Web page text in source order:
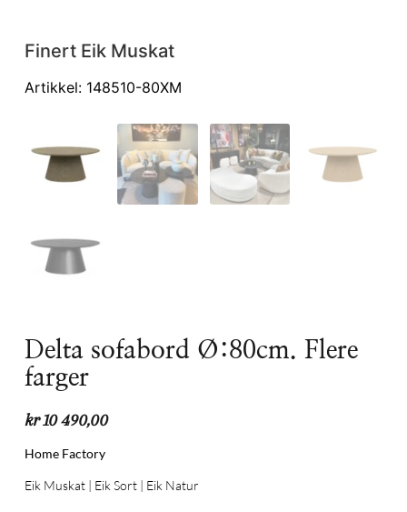
Finert Eik Muskat
Artikkel: 148510-80XM
Delta sofabord Ø:80cm. Flere
farger
kr10 490,00
Home Factory
Eik Muskat | Eik Sort | Eik Natur